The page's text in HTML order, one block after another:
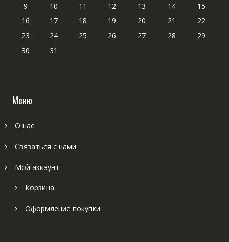
9
10 11 12 13 14
15
16
17 18 19 20 21
22
23
24 25 26 27 28
29
30
31
Меню
О нас
Связаться с нами
Мой аккаунт
Корзина
Оформление покупки